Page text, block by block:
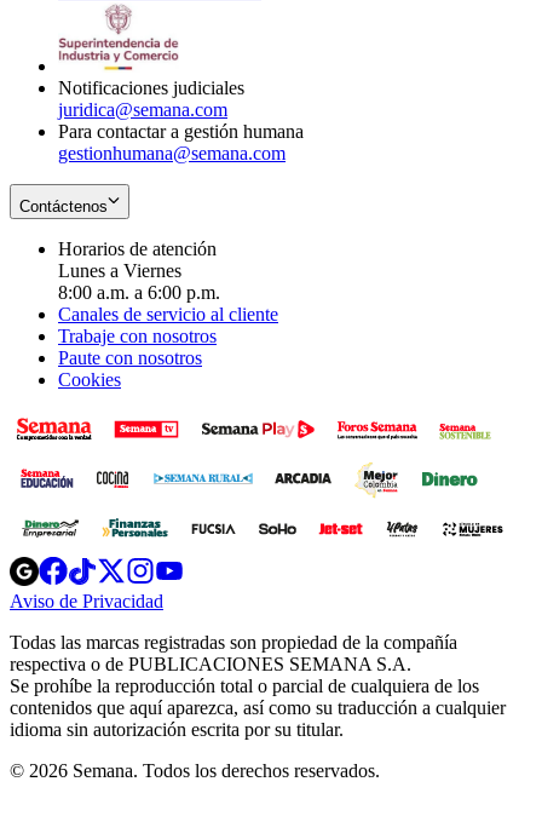
Notificaciones judiciales
juridica@semana.com
Para contactar a gestión humana
gestionhumana@semana.com
Contáctenos
Horarios de atención
Lunes a Viernes
8:00 a.m. a 6:00 p.m.
Canales de servicio al cliente
Trabaje con nosotros
Paute con nosotros
Cookies
Opens
in
new
Opens
in
new
Opens
in
new
window
Opens
new
windowwindow
Aviso de Privacidad
new
window
Todas las marcas registradas son propiedad de la compañía
respectiva o de PUBLICACIONES SEMANA S.A.
Se prohíbe la reproducción total o parcial de cualquiera de los
contenidos que aquí aparezca, así como su traducción a cualquier
idioma sin autorización escrita por su titular.
© 2026 Semana. Todos los derechos reservados.